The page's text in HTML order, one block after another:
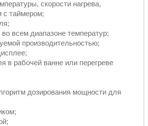
скорости нагрева,
с таймером;
всем диапазоне температур;
производительностью;
в рабочей ванне или перегреве
дозирования мощности для